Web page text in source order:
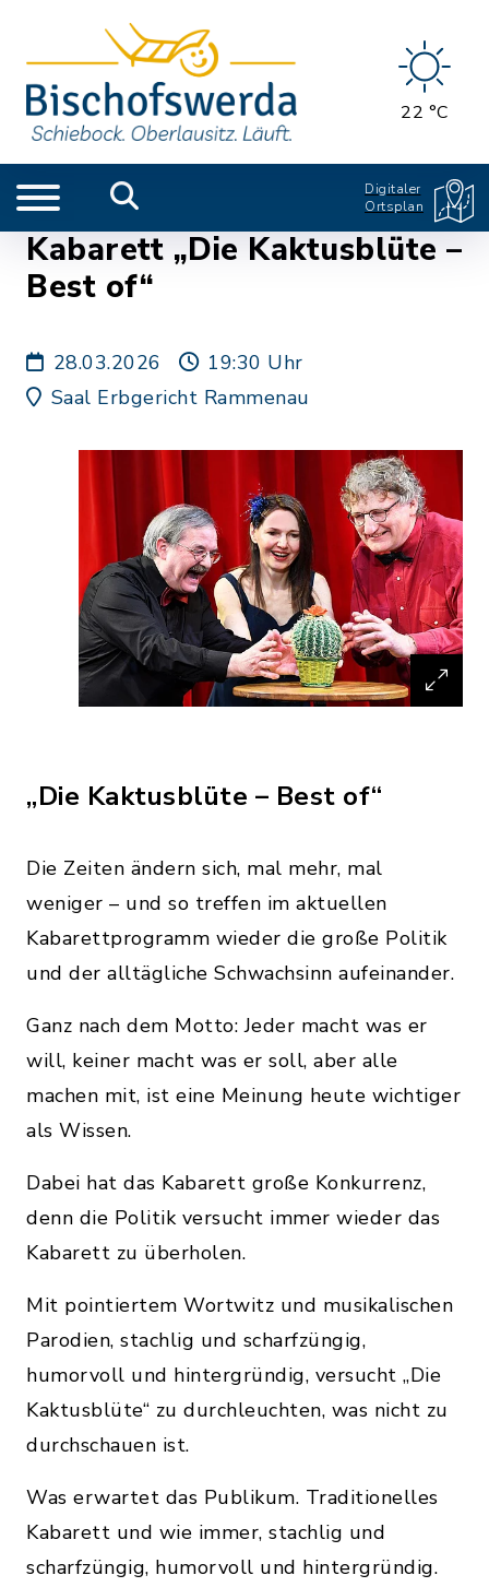
22 °C
Digitaler
Ortsplan
Kabarett „Die Kaktusblüte –
Best of“
28.03.2026
19:30 Uhr
Saal Erbgericht Rammenau
„Die Kaktusblüte – Best of“
Die Zeiten ändern sich, mal mehr, mal
weniger – und so treffen im aktuellen
Kabarettprogramm wieder die große Politik
und der alltägliche Schwachsinn aufeinander.
Ganz nach dem Motto: Jeder macht was er
will, keiner macht was er soll, aber alle
machen mit, ist eine Meinung heute wichtiger
als Wissen.
Dabei hat das Kabarett große Konkurrenz,
denn die Politik versucht immer wieder das
Kabarett zu überholen.
Mit pointiertem Wortwitz und musikalischen
Parodien, stachlig und scharfzüngig,
humorvoll und hintergründig, versucht „Die
Kaktusblüte“ zu durchleuchten, was nicht zu
durchschauen ist.
Was erwartet das Publikum. Traditionelles
Kabarett und wie immer, stachlig und
scharfzüngig, humorvoll und hintergründig.